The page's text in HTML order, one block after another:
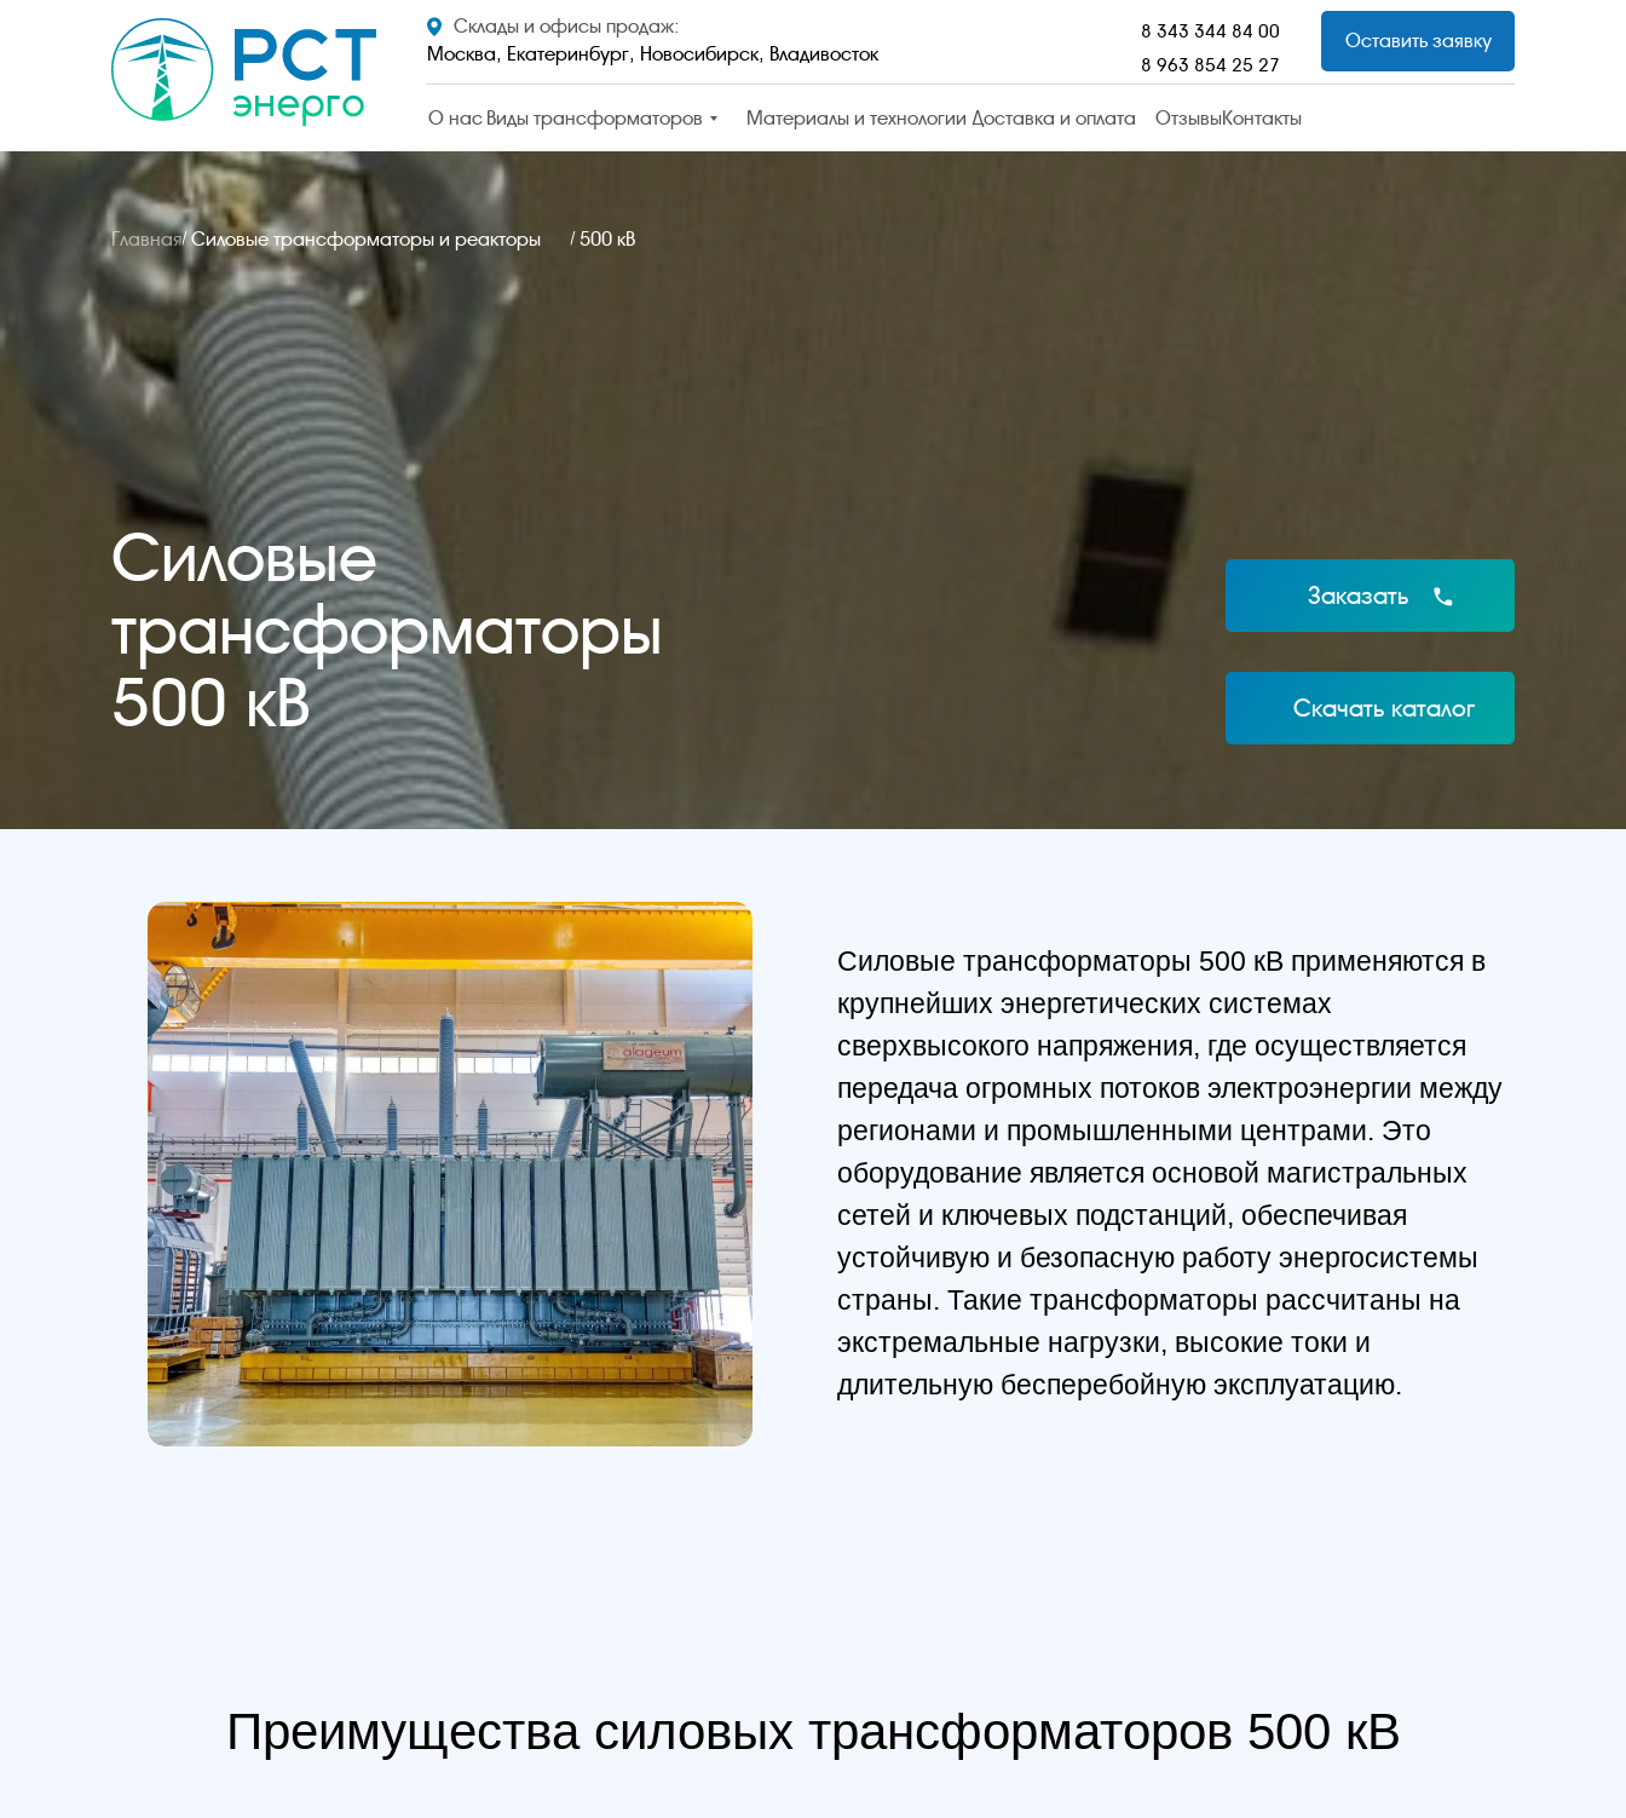
О нас Виды трансформаторов Материалы и технологии Доставка и оплата ОтзывыКонтакты
Москва, Екатеринбург, Новосибирск, Владивосток
Склады и офисы продаж:
8 963 854 25 27
Оставить заявку
8 343 344 84 00
Скачать каталог
Заказать
/ 500 кВ
Силовые
трансформаторы
500 кВ
Главная/ Силовые трансформаторы и реакторы
Силовые трансформаторы 500 кВ применяются в
крупнейших энергетических системах
сверхвысокого напряжения, где осуществляется
передача огромных потоков электроэнергии между
регионами и промышленными центрами. Это
оборудование является основой магистральных
сетей и ключевых подстанций, обеспечивая
устойчивую и безопасную работу энергосистемы
страны. Такие трансформаторы рассчитаны на
экстремальные нагрузки, высокие токи и
длительную бесперебойную эксплуатацию.
Преимущества силовых трансформаторов 500 кВ